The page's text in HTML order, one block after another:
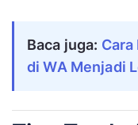
Baca juga:
di WA Menjadi